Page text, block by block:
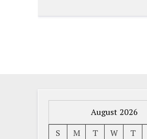
August 2026
S
M T W T